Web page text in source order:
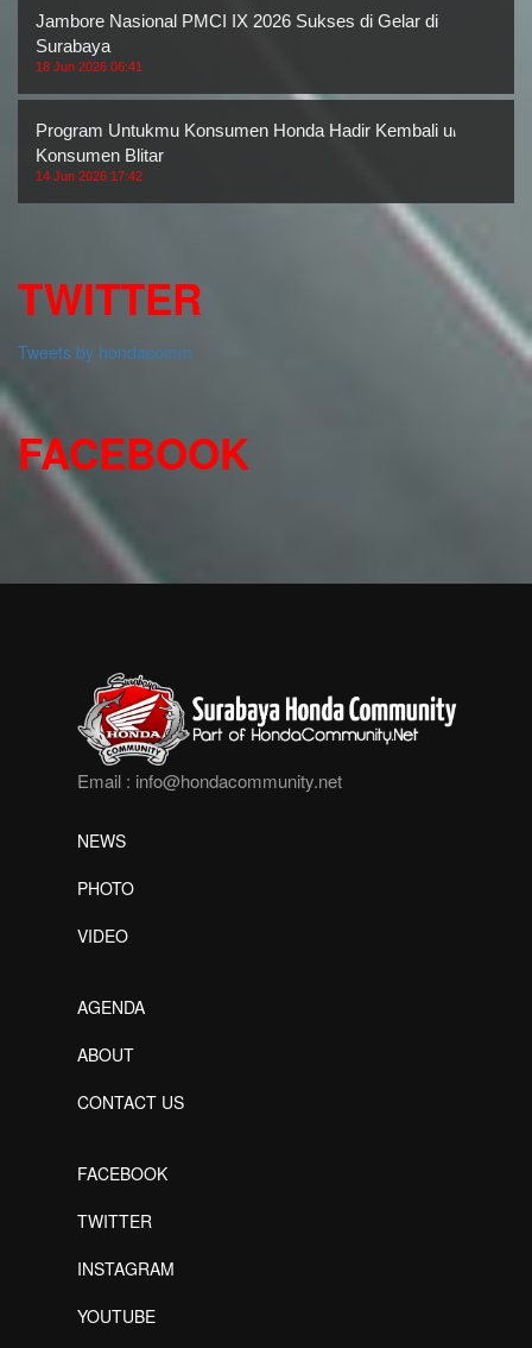
Jambore Nasional PMCI IX 2026 Sukses di Gelar di
Surabaya
18 Jun 2026 06:41
Program Untukmu Konsumen Honda Hadir Kembali untuk
Konsumen Blitar
14 Jun 2026 17:42
TWITTER
Tweets by hondacomm
FACEBOOK
Email : info@hondacommunity.net
NEWS
PHOTO
VIDEO
AGENDA
ABOUT
CONTACT US
FACEBOOK
TWITTER
INSTAGRAM
YOUTUBE